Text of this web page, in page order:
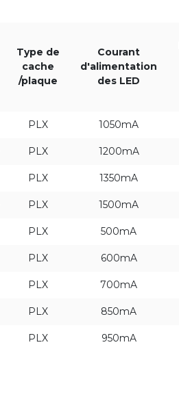
700mA
850mA
950mA
1200mA
Type de
cache
/plaque
Courant
d'alimentation
des LED
PLX 1050mA
PLX 1200mA
PLX 1350mA
PLX 1500mA
PLX 500mA
PLX 600mA
PLX 700mA
PLX 850mA
PLX 950mA